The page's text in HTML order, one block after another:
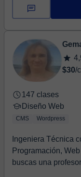
$30/
147 clases
Diseño Web
CMS Wordpress
Ingeniera Técnica
Programación, Web y Ofimática
buscas una